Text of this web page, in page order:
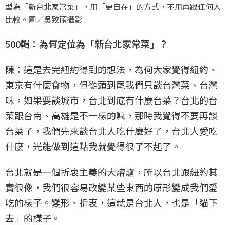
型為「新台北家常菜」，用「更自在」的方式，不用再跟任何人
比較。圖／吳致碩攝影
500輯：為何定位為「新台北家常菜」？
陳： 這是去完紐約得到的想法，為何大家覺得紐約、
東京有什麼食物，但從頭到尾我們只談台灣菜、台灣
味，如果要談城市，台北到底有什麼台菜？台北的台
菜跟台南、高雄是不一樣的嘛，那時我覺得不要再談
台菜了，我們先來談台北人吃什麼好了，台北人愛吃
什麼，光能做到這點我就覺得很了不起了。
台北就是一個折衷主義的大熔爐，所以台北跟紐約其
實很像，我們很容易改變某些東西的原形變成我們愛
吃的樣子。變形、折衷，這就是台北人，也是「貓下
去」的樣子。